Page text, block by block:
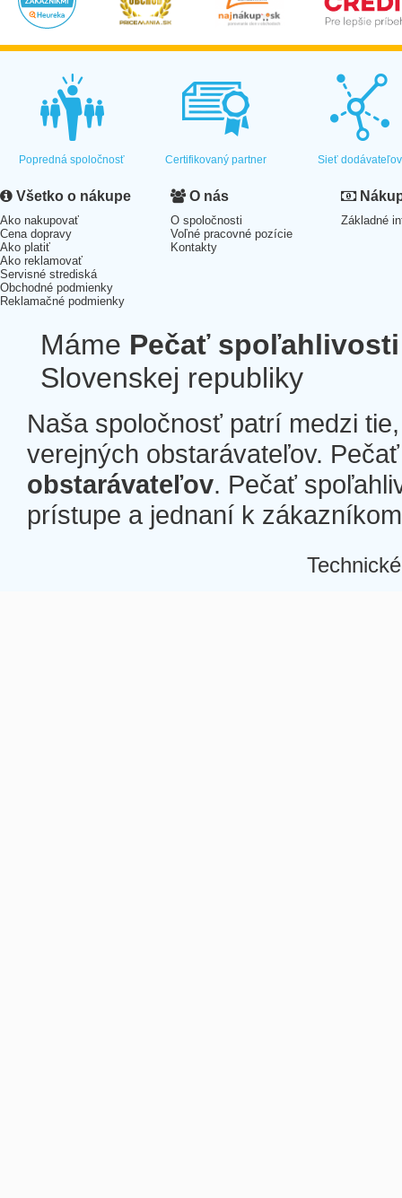
Popredná spoločnosť Certifikovaný partner Sieť dodávateľov
Všetko o nákupe
Ako nakupovať
Cena dopravy
Ako platiť
Ako reklamovať
Servisné strediská
Obchodné podmienky
Reklamačné podmienky
O nás
O spoločnosti
Voľné pracovné pozície
Kontakty
Základné
Máme Pečať spoľahlivosti
Slovenskej republiky
Naša spoločnosť patrí medzi
verejných obstarávateľov.
obstarávateľov. Pečať
prístupe a jednaní k